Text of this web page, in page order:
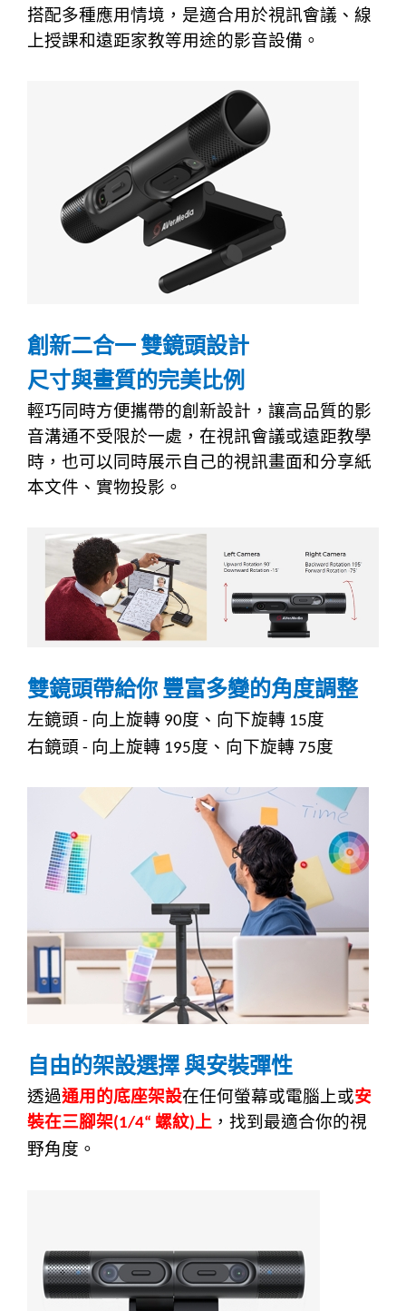
搭配多種應用情境，是適合用於視訊會議、線
上授課和遠距家教等用途的影音設備。
創新二合一雙鏡頭設計
尺寸與畫質的完美比例
輕巧同時方便攜帶的創新設計，讓高品質的影
音溝通不受限於一處，在視訊會議或遠距教學
時，也可以同時展示自己的視訊畫面和分享紙
本文件、實物投影。
雙鏡頭帶給你 豐富多變的角度調整
左鏡頭 - 向上旋轉 90度、向下旋轉 15度
右鏡頭 - 向上旋轉 195度、向下旋轉 75度
自由的架設選擇 與安裝彈性
透過通用的底座架設在任何螢幕或電腦上或安
裝在三腳架(1/4“ 螺紋)上 ，找到最適合你的視
野角度。